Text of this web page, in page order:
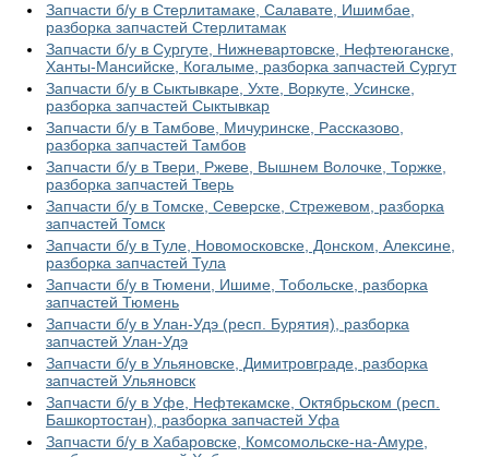
Запчасти б/у в Стерлитамаке, Салавате, Ишимбае,
разборка запчастей Стерлитамак
Запчасти б/у в Сургуте, Нижневартовске, Нефтеюганске,
Ханты-Мансийске, Когалыме, разборка запчастей Сургут
Запчасти б/у в Сыктывкаре, Ухте, Воркуте, Усинске,
разборка запчастей Сыктывкар
Запчасти б/у в Тамбове, Мичуринске, Рассказово,
разборка запчастей Тамбов
Запчасти б/у в Твери, Ржеве, Вышнем Волочке, Торжке,
разборка запчастей Тверь
Запчасти б/у в Томске, Северске, Стрежевом, разборка
запчастей Томск
Запчасти б/у в Туле, Новомосковске, Донском, Алексине,
разборка запчастей Тула
Запчасти б/у в Тюмени, Ишиме, Тобольске, разборка
запчастей Тюмень
Запчасти б/у в Улан-Удэ (респ. Бурятия), разборка
запчастей Улан-Удэ
Запчасти б/у в Ульяновске, Димитровграде, разборка
запчастей Ульяновск
Запчасти б/у в Уфе, Нефтекамске, Октябрьском (респ.
Башкортостан), разборка запчастей Уфа
Запчасти б/у в Хабаровске, Комсомольске-на-Амуре,